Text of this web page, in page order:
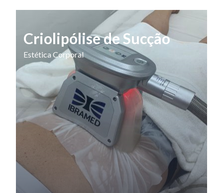
Criolipólise de Sucção
Estética Corporal